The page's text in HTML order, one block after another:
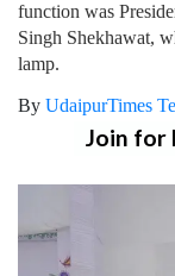
function was
Singh Shekhawat,
lamp.
By UdaipurTimes
Join for